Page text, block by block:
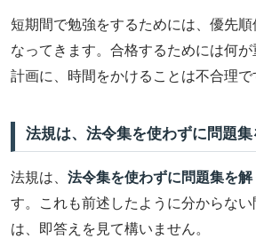
短期間で勉強をするためには、優先
なってきます。合格するためには何
計画に、時間をかけることは不合理で
法規は、法令集を使わずに問題集
法規は、 法令集を使わずに問題集を解
す。これも前述したように分からな
は、即答えを見て構いません。